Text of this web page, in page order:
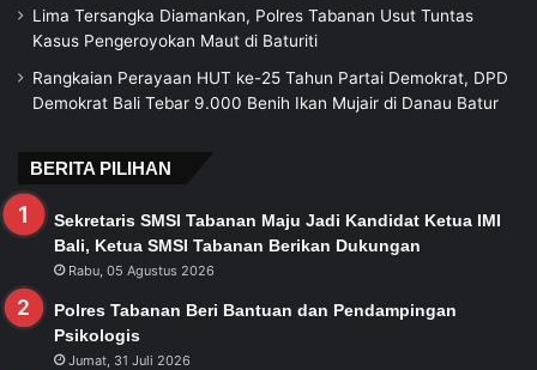
Lima Tersangka Diamankan, Polres Tabanan Usut Tuntas
Kasus Pengeroyokan Maut di Baturiti
Rangkaian Perayaan HUT ke-25 Tahun Partai Demokrat, DPD
Demokrat Bali Tebar 9.000 Benih Ikan Mujair di Danau Batur
BERITA PILIHAN
Sekretaris SMSI Tabanan Maju Jadi Kandidat Ketua IMI
Bali, Ketua SMSI Tabanan Berikan Dukungan
Rabu, 05 Agustus 2026
Polres Tabanan Beri Bantuan dan Pendampingan
Psikologis
Jumat, 31 Juli 2026